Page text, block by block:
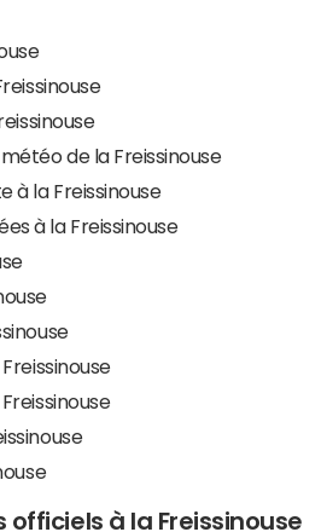
de la Freissinouse
à la Freissinouse
à la Freissinouse
officiels à la Freissinouse